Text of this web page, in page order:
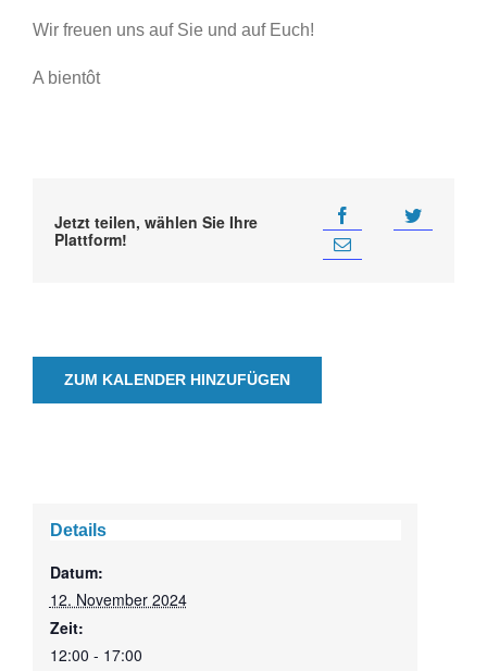
Wir freuen uns auf Sie und auf Euch!
A bientôt
Jetzt teilen, wählen Sie Ihre
Plattform!
ZUM KALENDER HINZUFÜGEN
Details
Datum:
12. November 2024
Zeit:
12:00 - 17:00